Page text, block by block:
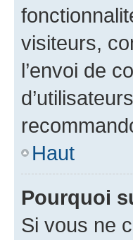
visiteurs,
l’envoi de
Haut
Pourquoi
Si vous ne